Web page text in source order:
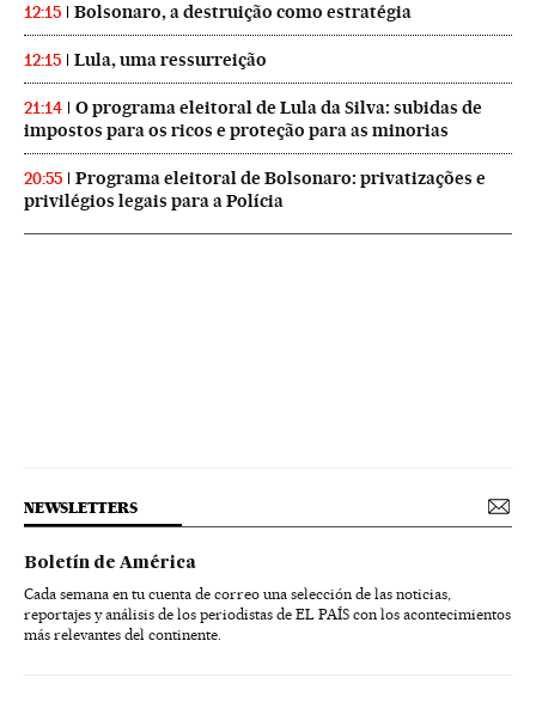
12:15 Bolsonaro, a destruição como estratégia
12:15 Lula, uma ressurreição
21:14
O programa eleitoral de Lula da Silva: subidas de
impostos para os ricos e proteção para as minorias
20:55
Programa eleitoral de Bolsonaro: privatizações e
privilégios legais para a Polícia
NEWSLETTERS
Boletín de América
Cada semana en tu cuenta de correo una selección de las noticias,
reportajes y análisis de los periodistas de EL PAÍS con los acontecimientos
más relevantes del continente.